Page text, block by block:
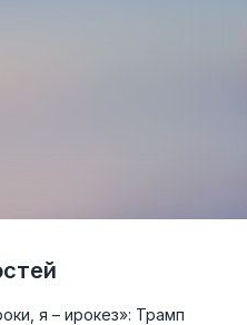
я – ирокез»: Трамп